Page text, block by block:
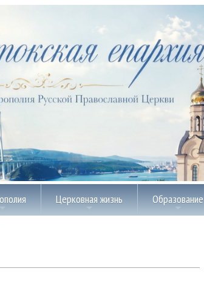
Церковная жизнь Образование